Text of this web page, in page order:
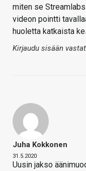
miten se
videon pointti
huoletta katkaista
Kirjaudu sisään
Juha Kokkonen
31.5.2020
Uusin jakso